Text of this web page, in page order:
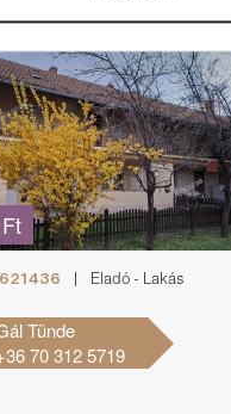
Eladó - Lakás
Tünde
70 312 5719